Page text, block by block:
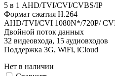
5 в 1 AHD/TVI/CVI/CVBS/IP
Формат сжатия H.264
AHD/TVI/CVI 1080N*/720P/
Двойной поток данных
32 видеовхода, 15 аудиовходов
Поддержка 3G, WiFi, iCloud
Нет в наличии